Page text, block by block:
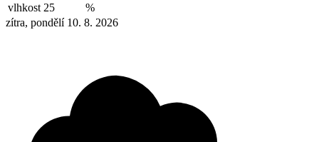
vlhkost 25
%
zítra, pondělí 10. 8. 2026